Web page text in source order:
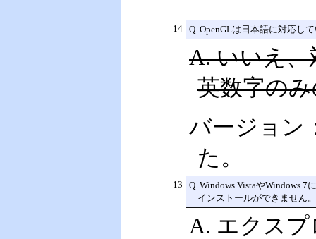
14 Q. OpenGLは日本語に対応し
A. いいえ
英数字の
バージョン
た。
13
Q. Windows VistaやWindows
インストールができません
A. エクスプ